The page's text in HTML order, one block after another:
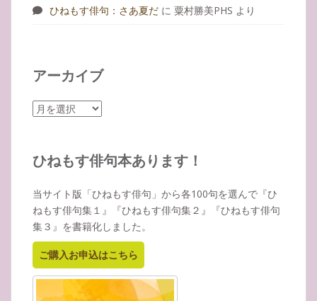
ひねもす俳句：さあ夏だ に 粟村勝美PHS より
アーカイブ
ア
イ
ひねもす俳句本あります！
当サイト版「ひねもす俳句」から各100句を選んで『ひ
ねもす俳句集１』『ひねもす俳句集２』『ひねもす俳句
集３』を書籍化しました。
ご購入お申込はこちら